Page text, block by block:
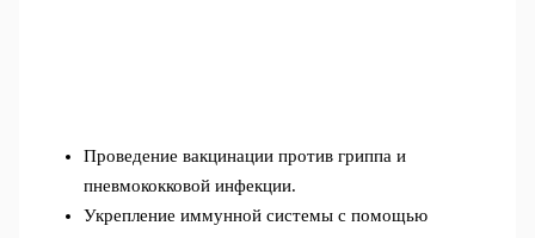
Проведение вакцинации против гриппа и
пневмококковой инфекции.
Укрепление иммунной системы с помощью